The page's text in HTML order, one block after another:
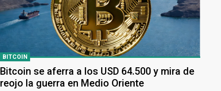
BITCOIN
Bitcoin se aferra a los USD 64.500 y mira de
reojo la guerra en Medio Oriente